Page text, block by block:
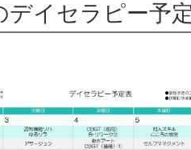
デイセラピー予